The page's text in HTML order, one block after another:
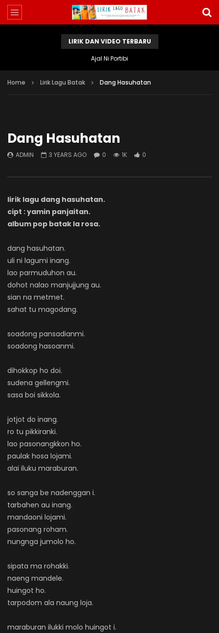
LIRIK DAN VIDEO TERBARU
Ajal Ni Portibi
Home Lirik Lagu Batak Dang Hasuhatan
Dang Hasuhatan
ADMIN 3 YEARS AGO 0 1K 0
lirik lagu dang hasuhatan.
cipt : yamin panjaitan.
album pop batak la rosa.
dang hasuhatan.
uli ni lagumi inang.
lao parmuduhon au.
dohot nalao manjujjung au.
sian na metmet.
sahat tu magodang.
soadong pansadianmi.
soadong hasoanmi.
dihokkop ho doi.
sudena gellengmi.
sasa boi sikkola.
jotjot do inang.
ro tu pikkiranki.
lao pasonangkkon ho.
paulak hosa lojami.
alai iluku maraburan.
so sanga be nadenggan i.
tarbahen au inang.
mandaoni lojami.
pasonang roham.
nungnga jumolo ho.
sipata ma rohakki.
naeng mandele.
huingot ho.
tarpodom ala naung loja.
maraburan ilukki molo huingot i.